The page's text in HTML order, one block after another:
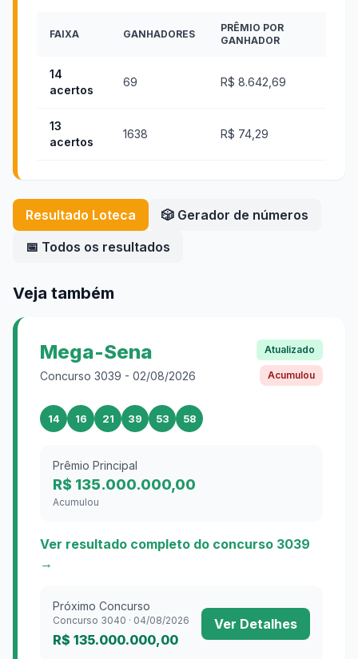
FAIXA GANHADORES
PRÊMIO POR
GANHADOR
14
acertos
69 R$ 8.642,69
13
acertos
1638 R$ 74,29
Resultado Loteca
🎲 Gerador de números
📅 Todos os resultados
Veja também
Mega-Sena
Concurso 3039 - 02/08/2026
Atualizado
Acumulou
14 16 21 39 53 58
Prêmio Principal
R$ 135.000.000,00
Acumulou
Ver resultado completo do concurso 3039
→
Próximo Concurso
Concurso 3040 · 04/08/2026
R$ 135.000.000,00
Ver Detalhes